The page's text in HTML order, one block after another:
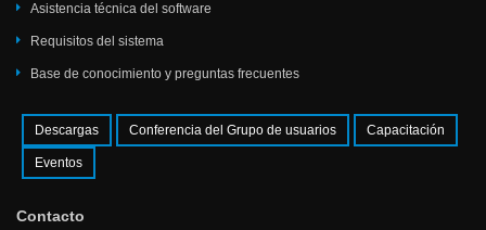
Asistencia técnica del software
Requisitos del sistema
Base de conocimiento y preguntas frecuentes
Descargas Conferencia del Grupo de usuarios Capacitación
Eventos
Contacto